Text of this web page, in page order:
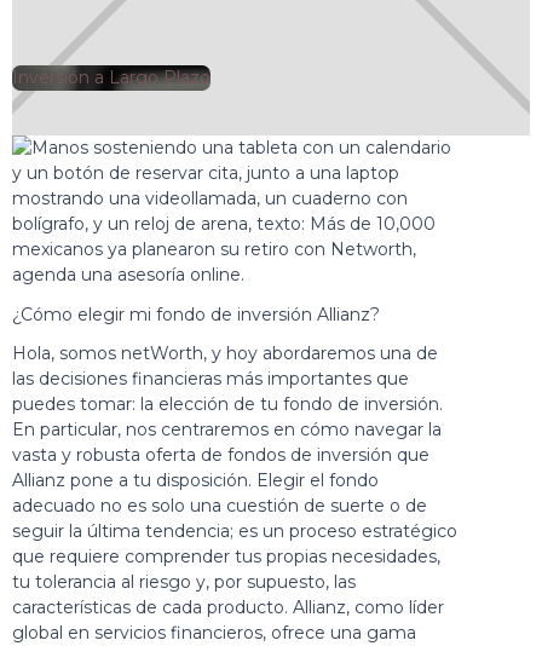
Jorge Gutiérrez
Inversión a Largo Plazo
¿Cómo elegir mi fondo de inversión Allianz?
Hola, somos netWorth, y hoy abordaremos una de
las decisiones financieras más importantes que
puedes tomar: la elección de tu fondo de inversión.
En particular, nos centraremos en cómo navegar la
vasta y robusta oferta de fondos de inversión que
Allianz pone a tu disposición. Elegir el fondo
adecuado no es solo una cuestión de suerte o de
seguir la última tendencia; es un proceso estratégico
que requiere comprender tus propias necesidades,
tu tolerancia al riesgo y, por supuesto, las
características de cada producto. Allianz, como líder
global en servicios financieros, ofrece una gama